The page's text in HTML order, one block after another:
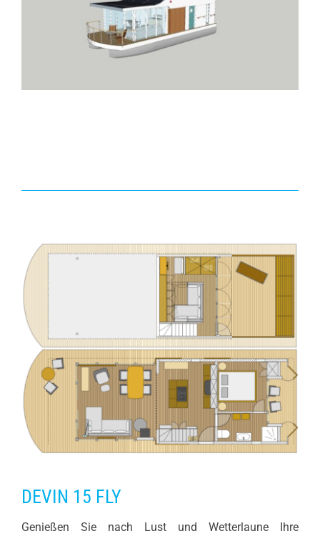
DEVIN 15 FLY
Genießen Sie nach Lust und Wetterlaune Ihre